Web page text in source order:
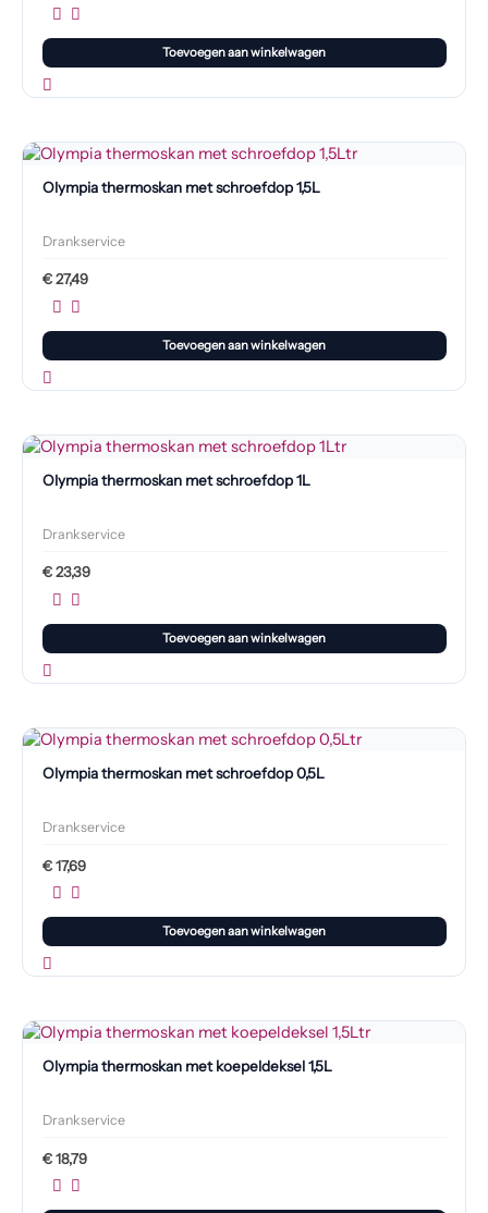
Toevoegen aan winkelwagen
Olympia thermoskan met schroefdop 1,5L
Drankservice
€27,49
Toevoegen aan winkelwagen
Olympia thermoskan met schroefdop 1L
Drankservice
€23,39
Toevoegen aan winkelwagen
Olympia thermoskan met schroefdop 0,5L
Drankservice
€17,69
Toevoegen aan winkelwagen
Olympia thermoskan met koepeldeksel 1,5L
Drankservice
€18,79